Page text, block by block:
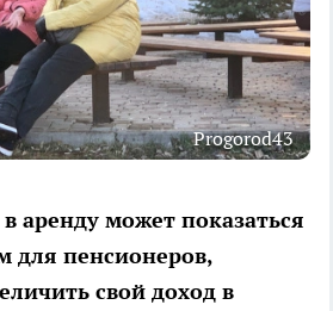
Progorod43
аренду может показаться
для пенсионеров,
свой доход в